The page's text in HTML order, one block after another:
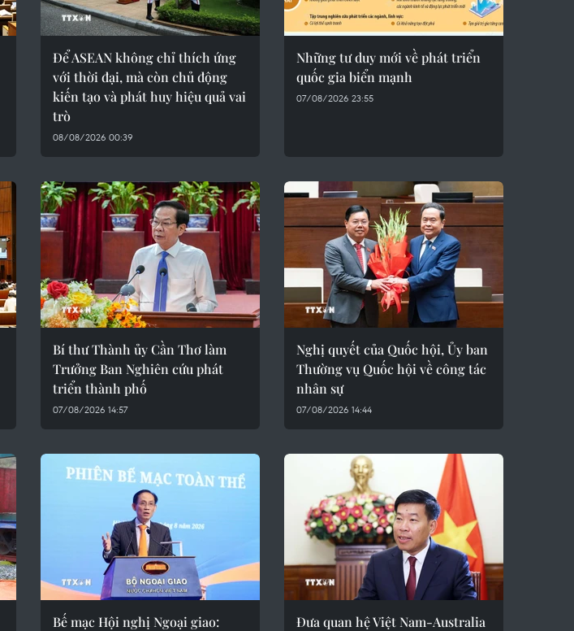
Để ASEAN không chỉ thích ứng
với thời đại, mà còn chủ động
kiến tạo và phát huy hiệu quả vai
trò
08/08/2026 00:39
Những tư duy mới về phát triển
quốc gia biển mạnh
07/08/2026 23:55
Bí thư Thành ủy Cần Thơ làm
Trưởng Ban Nghiên cứu phát
triển thành phố
07/08/2026 14:57
Nghị quyết của Quốc hội, Ủy ban
Thường vụ Quốc hội về công tác
nhân sự
07/08/2026 14:44
Bế mạc Hội nghị Ngoại giao:
Đưa quan hệ Việt Nam-Australia